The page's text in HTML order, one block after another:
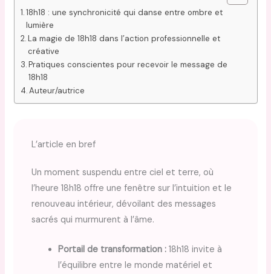
18h18 : une synchronicité qui danse entre ombre et
lumière
La magie de 18h18 dans l’action professionnelle et
créative
Pratiques conscientes pour recevoir le message de
18h18
Auteur/autrice
L’article en bref
Un moment suspendu entre ciel et terre, où
l’heure 18h18 offre une fenêtre sur l’intuition et le
renouveau intérieur, dévoilant des messages
sacrés qui murmurent à l’âme.
Portail de transformation : 18h18 invite à
l’équilibre entre le monde matériel et